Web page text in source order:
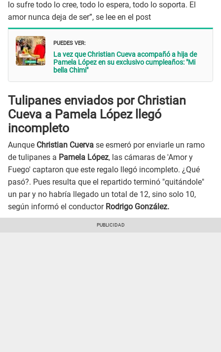
lo sufre todo lo cree, todo lo espera, todo lo soporta. El
amor nunca deja de ser”, se lee en el post
PUEDES VER:
La vez que Christian Cueva acompañó a hija de
Pamela López en su exclusivo cumpleaños: "Mi
bella Chimi"
Tulipanes enviados por Christian
Cueva a Pamela López llegó
incompleto
Aunque Christian Cuerva se esmeró por enviarle un ramo
de tulipanes a Pamela López, las cámaras de 'Amor y
Fuego' captaron que este regalo llegó incompleto. ¿Qué
pasó?. Pues resulta que el repartido terminó "quitándole"
un par y no habría llegado un total de 12, sino solo 10,
según informó el conductor Rodrigo González.